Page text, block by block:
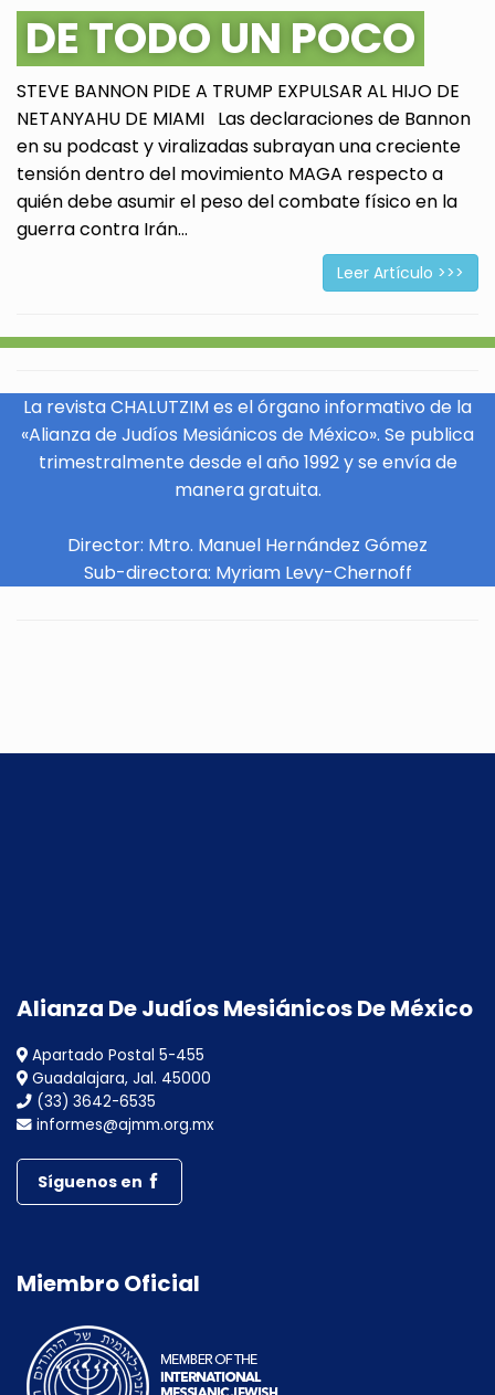
DE TODO UN POCO
STEVE BANNON PIDE A TRUMP EXPULSAR AL HIJO DE
NETANYAHU DE MIAMI Las declaraciones de Bannon
en su podcast y viralizadas subrayan una creciente
tensión dentro del movimiento MAGA respecto a
quién debe asumir el peso del combate físico en la
guerra contra Irán...
Leer Artículo >>>
La revista CHALUTZIM es el órgano informativo de la
«Alianza de Judíos Mesiánicos de México». Se publica
trimestralmente desde el año 1992 y se envía de
manera gratuita.
Director: Mtro. Manuel Hernández Gómez
Sub-directora: Myriam Levy-Chernoff
Alianza De Judíos Mesiánicos De México
Apartado Postal 5-455
Guadalajara, Jal. 45000
(33) 3642-6535
informes@ajmm.org.mx
Síguenos en
Miembro Oficial